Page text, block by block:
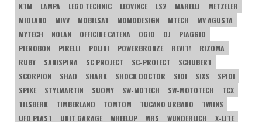
KTM
LAMPA LEGO TECHNIC LEOVINCE LS2 MARELLI
METZELER
MIDLAND
MIVV MOBILSAT MOMODESIGN MTECH
MV AGUSTA
MYTECH
NOLAN OFFICINE CATENA OGIO OJ
PIAGGIO
PIEROBON
PIRELLI POLINI POWERBRONZE REVIT!
RIZOMA
RUBY
SANISPIRA SC PROJECT SC-PROJECT
SCHUBERT
SCORPION
SHAD SHARK SHOCK DOCTOR SIDI SIXS
SPIDI
SPIKE
STYLMARTIN SUOMY SW-MOTECH SW-MOTOTECH
TCX
TILSBERK
TIMBERLAND TOMTOM TUCANO URBANO
TWIINS
UFO PLAST
UNIT GARAGE WHEELUP WRS WUNDERLICH
X-LITE